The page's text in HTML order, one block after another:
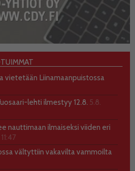
vietetään Liinamaanpuistossa
lehti ilmestyy 12.8. 5.8.
nauttimaan ilmaiseksi viiden eri
vältyttiin vakavilta vammoilta